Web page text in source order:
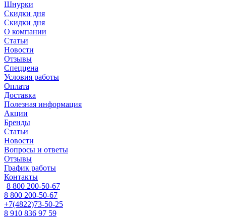
Шнурки
Скидки дня
Скидки дня
О компании
Статьи
Новости
Отзывы
Спеццена
Условия работы
Оплата
Доставка
Полезная информация
Акции
Бренды
Статьи
Новости
Вопросы и ответы
Отзывы
График работы
Контакты
8 800 200-50-67
8 800 200-50-67
+7(4822)73-50-25
8 910 836 97 59